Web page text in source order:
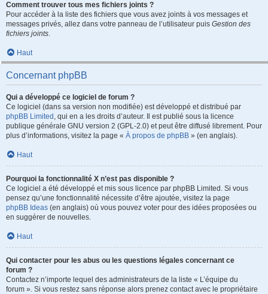
Comment trouver tous mes fichiers joints ?
Pour accéder à la liste des fichiers que vous avez joints à vos messages et
messages privés, allez dans votre panneau de l’utilisateur puis Gestion des
fichiers joints.
Haut
Concernant phpBB
Qui a développé ce logiciel de forum ?
Ce logiciel (dans sa version non modifiée) est développé et distribué par
phpBB Limited , qui en a les droits d’auteur. Il est publié sous la licence
publique générale GNU version 2 (GPL-2.0) et peut être diffusé librement. Pour
plus d’informations, visitez la page « À propos de phpBB » (en anglais).
Haut
Pourquoi la fonctionnalité X n’est pas disponible ?
Ce logiciel a été développé et mis sous licence par phpBB Limited. Si vous
pensez qu’une fonctionnalité nécessite d’être ajoutée, visitez la page
phpBB Ideas (en anglais) où vous pouvez voter pour des idées proposées ou
en suggérer de nouvelles.
Haut
Qui contacter pour les abus ou les questions légales concernant ce
forum ?
Contactez n’importe lequel des administrateurs de la liste « L’équipe du
forum ». Si vous restez sans réponse alors prenez contact avec le propriétaire